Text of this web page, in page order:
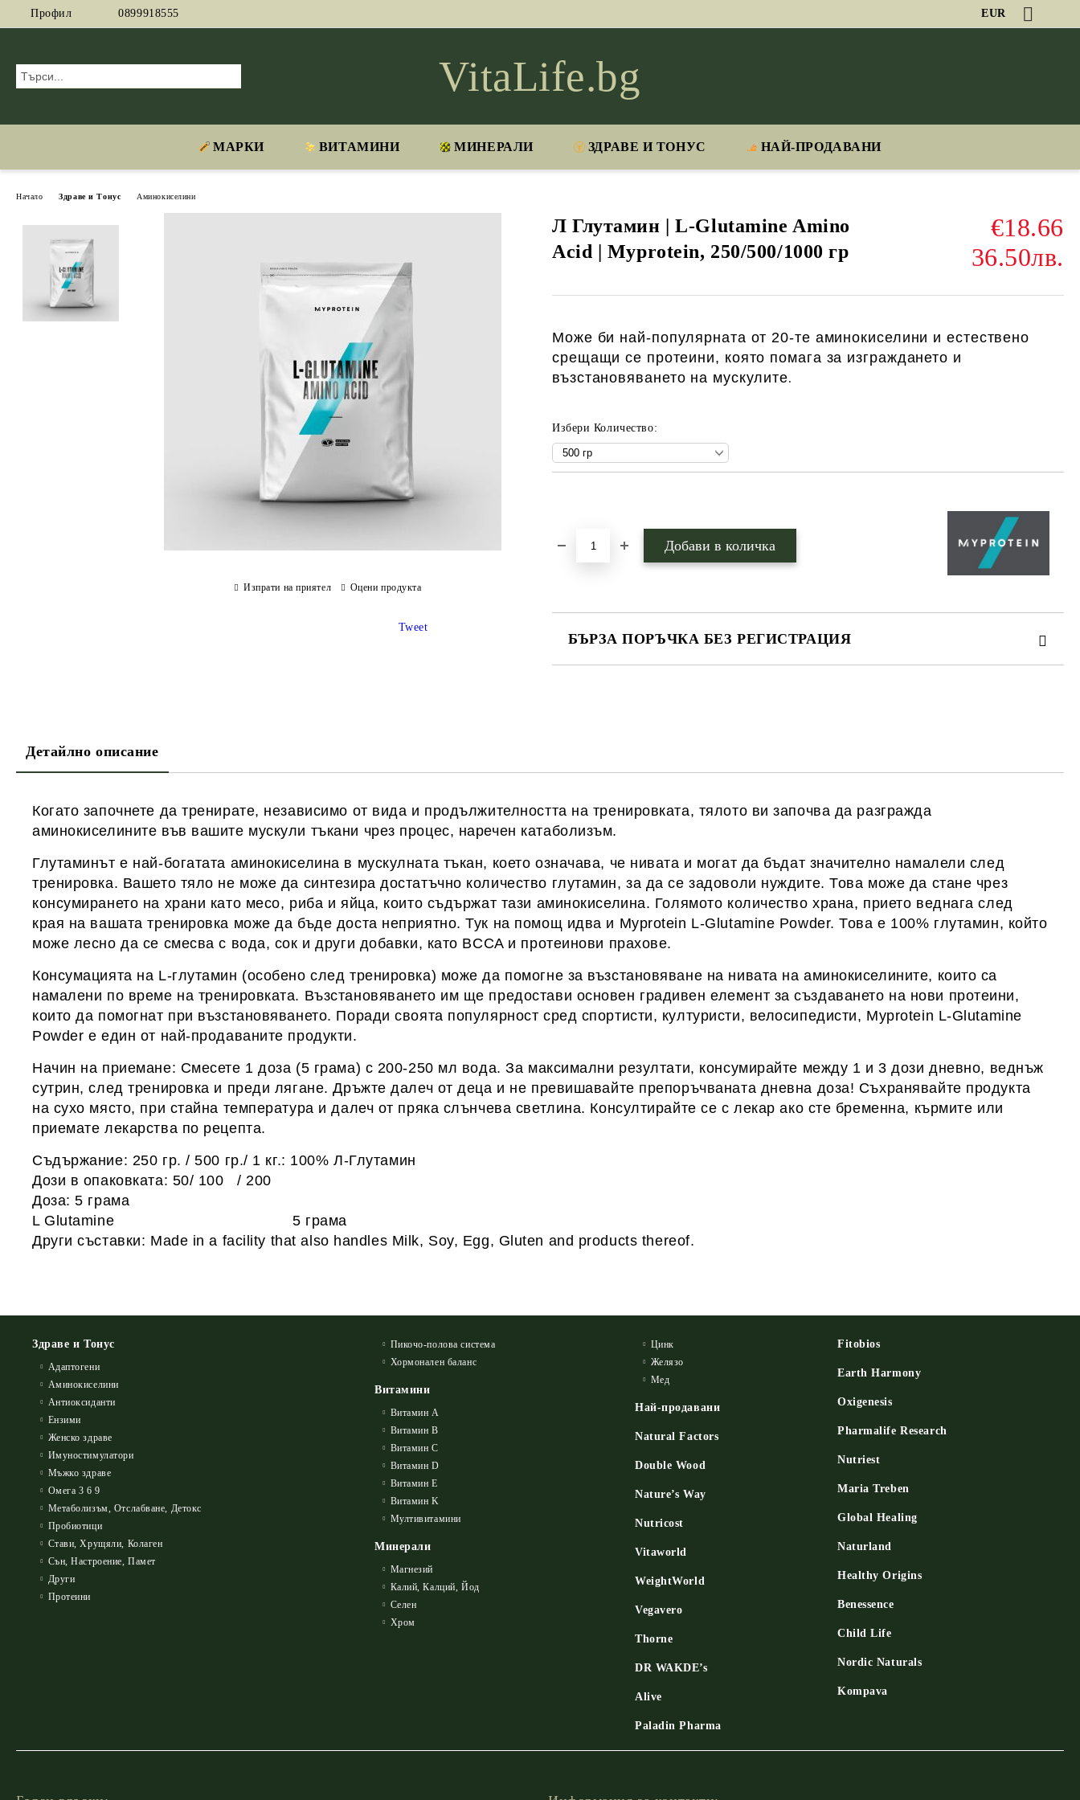
Профил 0899918555 EUR
VitaLife.bg
МАРКИ ВИТАМИНИ МИНЕРАЛИ ЗДРАВЕ И ТОНУС НАЙ-ПРОДАВАНИ
Начало Здраве и Тонус Аминокиселини
Л Глутамин | L-Glutamine Amino
Acid | Myprotein, 250/500/1000 гр
€18.66
36.50лв.
Може би най-популярната от 20-те аминокиселини и естествено
срещащи се протеини, която помага за изграждането и
възстановяването на мускулите.
Избери Количество:
БЪРЗА ПОРЪЧКА БЕЗ РЕГИСТРАЦИЯ
Изпрати на приятел Оцени продукта
Tweet
Детайлно описание
Когато започнете да тренирате, независимо от вида и продължителността на тренировката, тялото ви започва да разгражда
аминокиселините във вашите мускули тъкани чрез процес, наречен катаболизъм.
Глутаминът е най-богатата аминокиселина в мускулната тъкан, което означава, че нивата и могат да бъдат значително намалели след
тренировка. Вашето тяло не може да синтезира достатъчно количество глутамин, за да се задоволи нуждите. Това може да стане чрез
консумирането на храни като месо, риба и яйца, които съдържат тази аминокиселина. Голямото количество храна, прието веднага след
края на вашата тренировка може да бъде доста неприятно. Тук на помощ идва и Myprotein L-Glutamine Powder. Това е 100% глутамин, който
може лесно да се смесва с вода, сок и други добавки, като BCCA и протеинови прахове.
Консумацията на L-глутамин (особено след тренировка) може да помогне за възстановяване на нивата на аминокиселините, които са
намалени по време на тренировката. Възстановяването им ще предостави основен градивен елемент за създаването на нови протеини,
които да помогнат при възстановяването. Поради своята популярност сред спортисти, културисти, велосипедисти, Myprotein L-Glutamine
Powder е един от най-продаваните продукти.
Начин на приемане: Смесете 1 доза (5 грама) с 200-250 мл вода. За максимални резултати, консумирайте между 1 и 3 дози дневно, веднъж
сутрин, след тренировка и преди лягане. Дръжте далеч от деца и не превишавайте препоръчваната дневна доза! Съхранявайте продукта
на сухо място, при стайна температура и далеч от пряка слънчева светлина. Консултирайте се с лекар ако сте бременна, кърмите или
приемате лекарства по рецепта.
Съдържание: 250 гр. / 500 гр./ 1 кг.: 100% Л-Глутамин
Дози в опаковката: 50/ 100 / 200
Доза: 5 грама
L Glutamine
5 грама
Други съставки: Made in a facility that also handles Milk, Soy, Egg, Gluten and products thereof.
Здраве и Тонус
Адаптогени
Аминокиселини
Антиоксиданти
Ензими
Женско здраве
Имуностимулатори
Мъжко здраве
Омега 3 6 9
Метаболизъм, Отслабване, Детокс
Пробиотици
Стави, Хрущяли, Колаген
Сън, Настроение, Памет
Други
Протеини
Пикочо-полова система
Хормонален баланс
Витамини
Витамин А
Витамин B
Витамин C
Витамин D
Витамин E
Витамин K
Мултивитамини
Минерали
Магнезий
Калий, Калций, Йод
Селен
Хром
Цинк
Желязо
Мед
Най-продавани
Natural Factors
Double Wood
Nature’s Way
Nutricost
Vitaworld
WeightWorld
Vegavero
Thorne
DR WAKDE’s
Alive
Paladin Pharma
Fitobios
Earth Harmony
Oxigenesis
Pharmalife Research
Nutriest
Maria Treben
Global Healing
Naturland
Healthy Origins
Benessence
Child Life
Nordic Naturals
Kompava